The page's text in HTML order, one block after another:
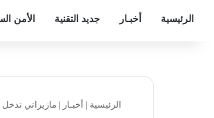
الرئيسية أخبـار جديد التقنية الأمن
الرئيسية | أخبـار | مازيراتي